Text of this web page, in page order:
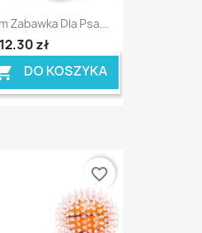
Zabawka Dla Psa...
12,30 zł
DO KOSZYKA
favorite_border